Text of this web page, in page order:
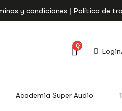
y condiciones
Política de
0
Academia Super Audio